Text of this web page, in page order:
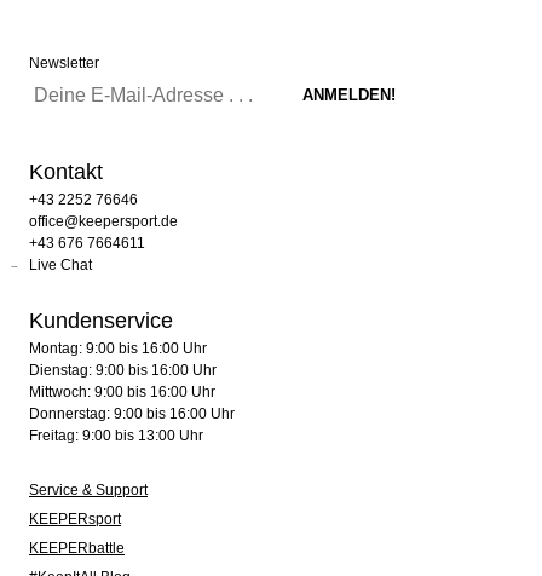
Newsletter
Kontakt
+43 2252 76646
office@keepersport.de
+43 676 7664611
Live Chat
Kundenservice
Montag: 9:00 bis 16:00 Uhr
Dienstag: 9:00 bis 16:00 Uhr
Mittwoch: 9:00 bis 16:00 Uhr
Donnerstag: 9:00 bis 16:00 Uhr
Freitag: 9:00 bis 13:00 Uhr
Service & Support
KEEPERsport
KEEPERbattle